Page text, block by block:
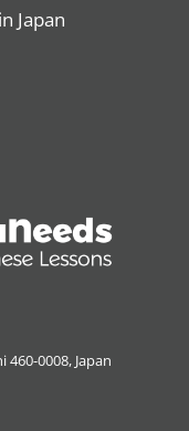
Japan
460-0008, Japan